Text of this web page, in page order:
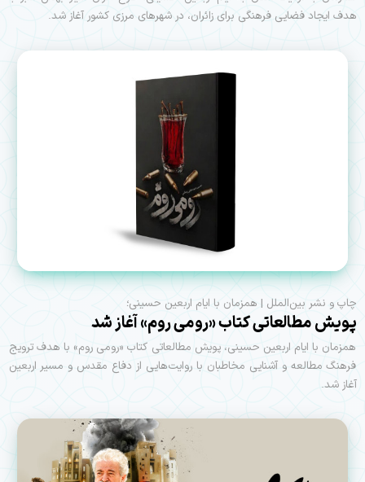
هدف ایجاد فضایی فرهنگی برای زائران، در شهرهای مرزی کشور آغاز شد.
چاپ و نشر بین‌الملل | همزمان با ایام اربعین حسینی؛
پویش مطالعاتی کتاب «رومی روم» آغاز شد
همزمان با ایام اربعین حسینی، پویش مطالعاتی کتاب «رومی روم» با هدف ترویج
فرهنگ مطالعه و آشنایی مخاطبان با روایت‌هایی از دفاع مقدس و مسیر اربعین
آغاز شد.